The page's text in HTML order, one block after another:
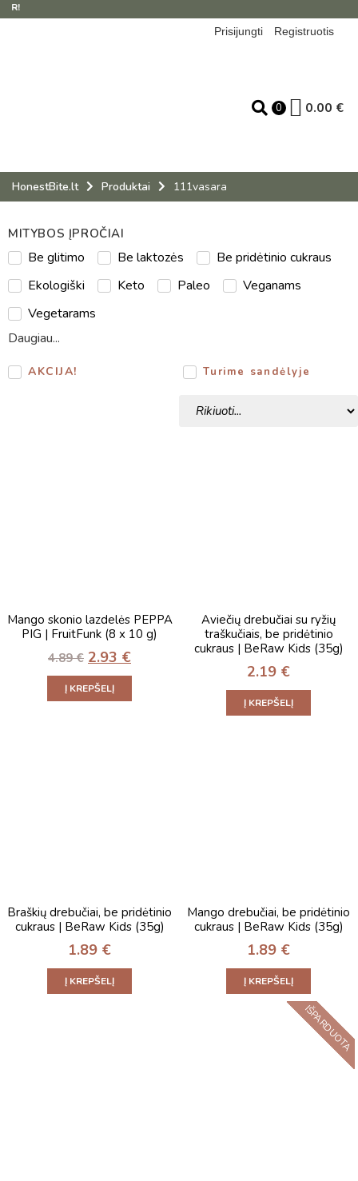
Prisijungti
Registruotis
0 0.00 €
HonestBite.lt Produktai 111vasara
MITYBOS ĮPROČIAI
Be glitimo Be laktozės
Be pridėtinio cukraus
Ekologiški
Keto Paleo
Veganams
Vegetarams
Daugiau...
AKCIJA! Turime sandėlyje
Mango skonio lazdelės PEPPA
PIG | FruitFunk (8 x 10 g)
4.89€ 2.93 €
Į KREPŠELĮ
Aviečių drebučiai su ryžių
traškučiais, be pridėtinio
cukraus | BeRaw Kids (35g)
2.19 €
Į KREPŠELĮ
Braškių drebučiai, be pridėtinio
cukraus | BeRaw Kids (35g)
1.89 €
Į KREPŠELĮ
Mango drebučiai, be pridėtinio
cukraus | BeRaw Kids (35g)
1.89 €
Į KREPŠELĮ
IŠPARDUOTA